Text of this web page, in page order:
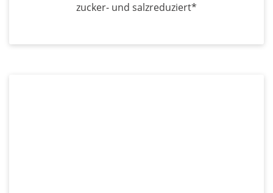
zucker- und salzreduziert*